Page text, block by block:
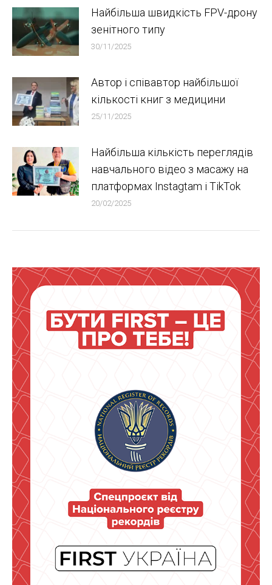
Найбільша швидкість FPV-дрону
зенітного типу
30/11/2025
Автор і співавтор найбільшої
кількості книг з медицини
25/11/2025
Найбільша кількість переглядів
навчального відео з масажу на
платформах Instagtam i TikTok
20/02/2025